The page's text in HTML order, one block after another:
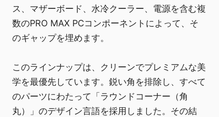
ス、マザーボード、水冷クーラー、電源を含む複
数のPRO MAX PCコンポーネントによって、そ
のギャップを埋めます。
このラインナップは、クリーンでプレミアムな美
学を最優先しています。鋭い角を排除し、すべて
のパーツにわたって「ラウンドコーナー（角
丸）」のデザイン言語を採用しました。その結